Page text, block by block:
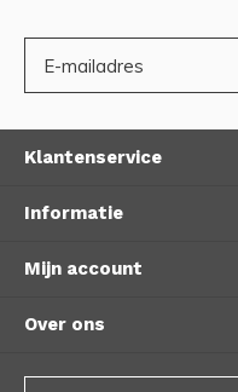
Klantenservice
Informatie
Mijn account
Over ons